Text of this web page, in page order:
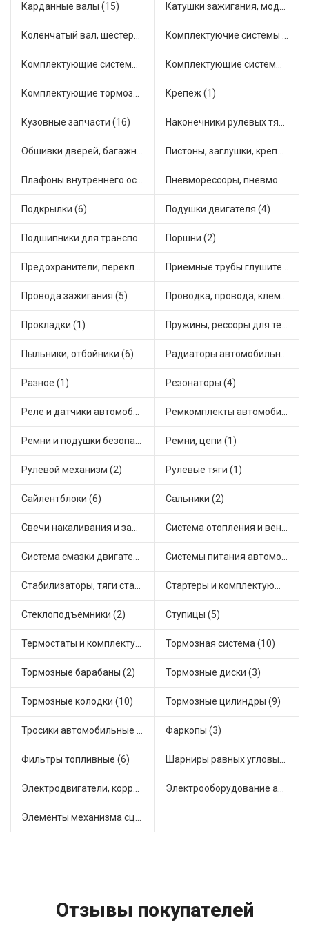
Карданные валы (15) Катушки зажигания, модули зажигания (1)
Коленчатый вал, шестерни коленчатого вала (1) Комплектуючие системы стеклоочистителя (2)
Комплектующие системы отопления (13) Комплектующие системы питания (1)
Комплектующие тормозной системы (6) Крепеж (1)
Кузовные запчасти (16) Наконечники рулевых тяг (5)
Обшивки дверей, багажника, потолков, накладки салона (2) Пистоны, заглушки, крепежные элементы (2)
Плафоны внутреннего освещения (1) Пневморессоры, пневмоподушки (1)
Подкрылки (6) Подушки двигателя (4)
Подшипники для транспорта (11) Поршни (2)
Предохранители, переключатели, кнопки автомобильные (6) Приемные трубы глушителя (3)
Провода зажигания (5) Проводка, провода, клеммы и разъемы (3)
Прокладки (1) Пружины, рессоры для техники (2)
Пыльники, отбойники (6) Радиаторы автомобильные (10)
Разное (1) Резонаторы (4)
Реле и датчики автомобильные (13) Ремкомплекты автомобильные (7)
Ремни и подушки безопасности (1) Ремни, цепи (1)
Рулевой механизм (2) Рулевые тяги (1)
Сайлентблоки (6) Сальники (2)
Свечи накаливания и зажигания (1) Система отопления и вентиляции (4)
Система смазки двигателя (7) Системы питания автомобиля (10)
Стабилизаторы, тяги стабилизатора, стойки стабилиз (1) Стартеры и комплектующие (2)
Стеклоподъемники (2) Ступицы (5)
Термостаты и комплектующие системы охлаждения (23) Тормозная система (10)
Тормозные барабаны (2) Тормозные диски (3)
Тормозные колодки (10) Тормозные цилиндры (9)
Тросики автомобильные (2) Фаркопы (3)
Фильтры топливные (6) Шарниры равных угловых скоростей, приводные валы (6)
Электродвигатели, корректоры и приводы автомобильн (3) Электрооборудование автомобилей (6)
Элементы механизма сцепления (21)
Отзывы покупателей